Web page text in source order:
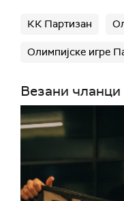
КК Партизан
Олимпијске игре
Везани чланци